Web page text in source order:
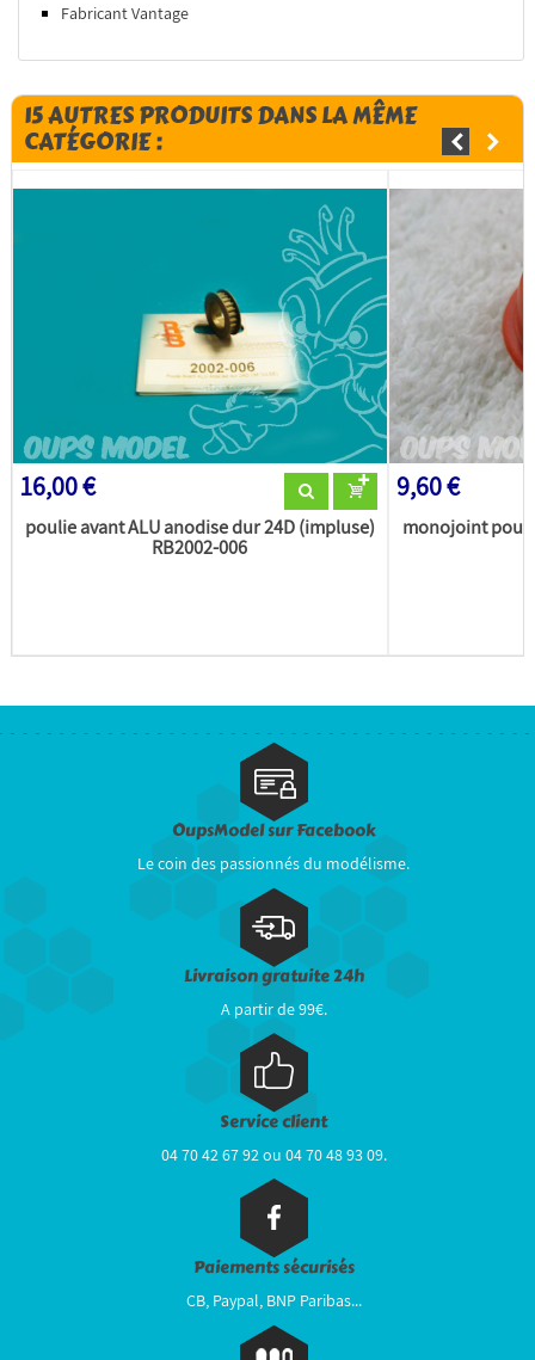
Fabricant Vantage
15 AUTRES PRODUITS DANS LA MÊME
CATÉGORIE :
16,00 €
poulie avant ALU anodise dur 24D (impluse)
RB2002-006
9,60 €
monojoint pour
OupsModel sur Facebook
Le coin des passionnés du modélisme.
Livraison gratuite 24h
A partir de 99€.
Service client
04 70 42 67 92 ou 04 70 48 93 09.
Paiements sécurisés
CB, Paypal, BNP Paribas...